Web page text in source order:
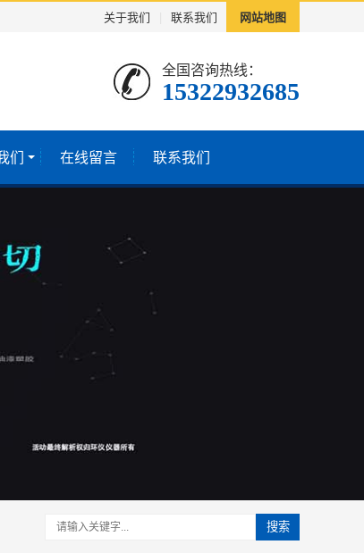
关于我们 联系我们 网站地图
全国咨询热线：
15322932685
们 在线留言 联系我们
搜索